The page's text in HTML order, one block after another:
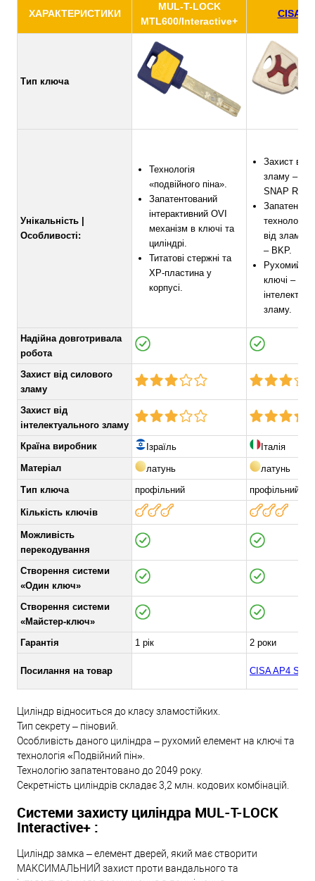
ХАРАКТЕРИСТИКИ
MUL-T-LOCK
MTL600/Interactive+
CISA
Тип ключа
Унікальність |
Особливості:
Технологія
«подвійного піна».
Запатентований
інтерактивний OVI
механізм в ключі та
циліндрі.
Титатові стержні та
ХР-пластина у
корпусі.
Захист від
зламу –
SNAP
технологія
від зламу
– BKP.
Рухомий
ключі –
зламу.
Надійна довготривала
робота
Захист від силового
зламу
Захист від
інтелектуального зламу
Країна виробник
Ізраїль
Італія
Матеріал
латунь
латунь
Тип ключа
профільний профільний
Кількість ключів
Можливість
перекодування
Створення системи
«Один ключ»
Створення системи
«Майстер-ключ»
Гарантія
1 рік 2 роки
Посилання на товар CISA AP4 S
Циліндр відноситься до класу зламостійких.
Тип секрету – піновий.
Особливість даного циліндра – рухомий елемент на ключі та
технологія «Подвійний пін».
Технологію запатентовано до 2049 року.
Секретність циліндрів складає 3,2 млн. кодових комбінацій.
Системи захисту циліндра MUL-T-LOCK
Interactive+ :
Циліндр замка – елемент дверей, який має створити
МАКСИМАЛЬНИЙ захист проти вандального та